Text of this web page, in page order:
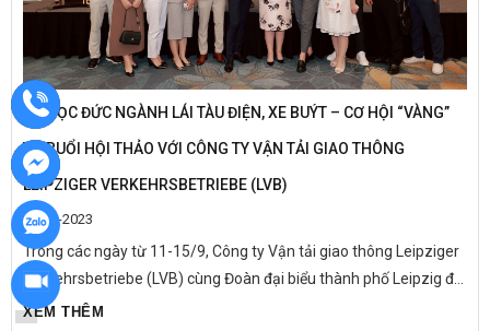
DU HỌC ĐỨC NGÀNH LÁI TÀU ĐIỆN, XE BUÝT – CƠ HỘI “VÀNG”
TỪ BUỔI HỘI THẢO VỚI CÔNG TY VẬN TẢI GIAO THÔNG
LEIPZIGER VERKEHRSBETRIEBE (LVB)
15-09-2023
Trong các ngày từ 11-15/9, Công ty Vận tải giao thông Leipziger
Verkehrsbetriebe (LVB) cùng Đoàn đại biểu thành phố Leipzig đã
tổ chức các sự kiện, hội thảo ở nhiều địa điểm khác nhau trong...
XEM THÊM